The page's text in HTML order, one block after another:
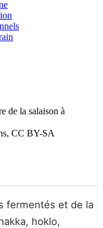
CC BY-SA
fermentés et de la
hoklo,